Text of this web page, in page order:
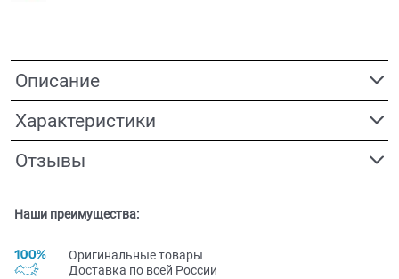
Описание
Характеристики
Отзывы
Наши преимущества:
Оригинальные товары
Доставка по всей Pоссии